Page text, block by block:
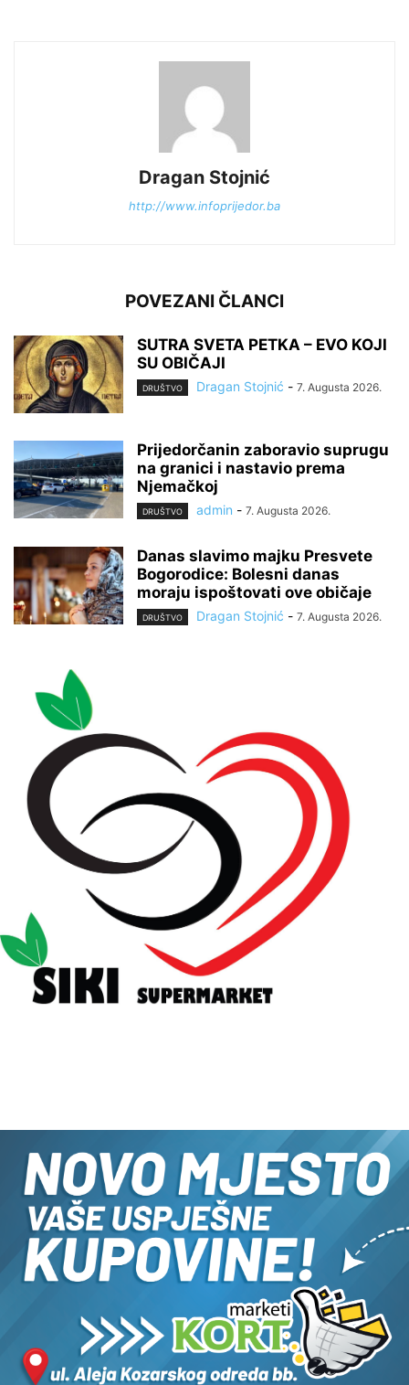
Dragan Stojnić
http://www.infoprijedor.ba
POVEZANI ČLANCI
SUTRA SVETA PETKA – EVO KOJI
SU OBIČAJI
DRUŠTVO Dragan Stojnić - 7. Augusta 2026.
Prijedorčanin zaboravio suprugu
na granici i nastavio prema
Njemačkoj
DRUŠTVO admin - 7. Augusta 2026.
Danas slavimo majku Presvete
Bogorodice: Bolesni danas
moraju ispoštovati ove običaje
DRUŠTVO Dragan Stojnić - 7. Augusta 2026.